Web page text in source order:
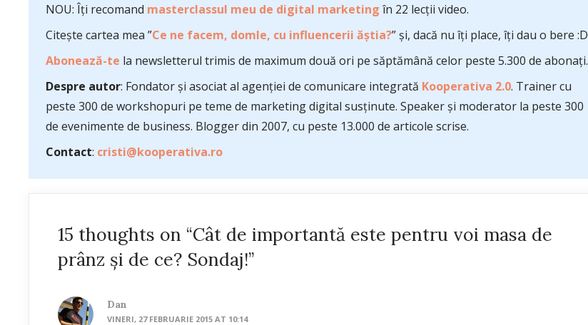
NOU: Îți recomand masterclassul meu de digital marketing în 22 lecții video.
Citește cartea mea ”Ce ne facem, domle, cu influencerii ăștia?” și, dacă nu îți place, îți dau o bere :D
Abonează-te la newsletterul trimis de maximum două ori pe săptămână celor peste 5.300 de abonați.
Despre autor: Fondator și asociat al agenției de comunicare integrată Kooperativa 2.0. Trainer cu
peste 300 de workshopuri pe teme de marketing digital susținute. Speaker și moderator la peste 300
de evenimente de business. Blogger din 2007, cu peste 13.000 de articole scrise.
Contact: cristi@kooperativa.ro
15 thoughts on “Cât de importantă este pentru voi masa de
prânz și de ce? Sondaj!”
Dan
VINERI, 27 FEBRUARIE 2015 AT 10:14